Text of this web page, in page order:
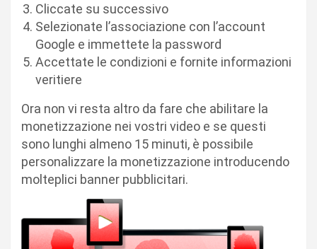
Cliccate su successivo
Selezionate l’associazione con l’account
Google e immettete la password
Accettate le condizioni e fornite informazioni
veritiere
Ora non vi resta altro da fare che abilitare la
monetizzazione nei vostri video e se questi
sono lunghi almeno 15 minuti, è possibile
personalizzare la monetizzazione introducendo
molteplici banner pubblicitari.